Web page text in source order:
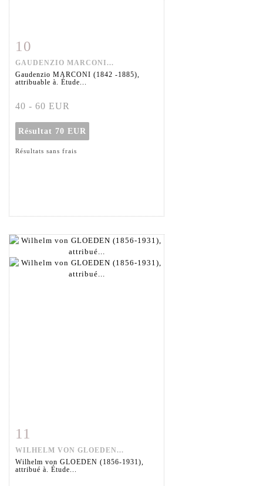
Fiche détaillée
10
GAUDENZIO MARCONI...
Gaudenzio MARCONI (1842 -1885),
attribuable à. Étude...
40 - 60 EUR
Résultat 70 EUR
Résultats sans frais
Fiche détaillée
11
WILHELM VON GLOEDEN...
Wilhelm von GLOEDEN (1856-1931),
attribué à. Étude...